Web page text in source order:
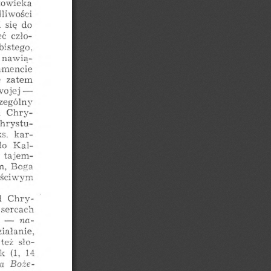
się do
czło
nawią
zatem
—
Chry
kar
Kal
tajem
Boga
Chry
sercach
— na
też sło
(1,
14
Boże